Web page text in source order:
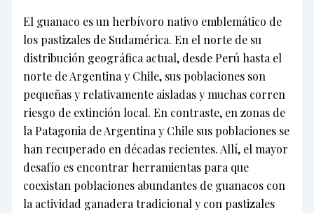
El guanaco es un herbívoro nativo emblemático de
los pastizales de Sudamérica. En el norte de su
distribución geográfica actual, desde Perú hasta el
norte de Argentina y Chile, sus poblaciones son
pequeñas y relativamente aisladas y muchas corren
riesgo de extinción local. En contraste, en zonas de
la Patagonia de Argentina y Chile sus poblaciones se
han recuperado en décadas recientes. Allí, el mayor
desafío es encontrar herramientas para que
coexistan poblaciones abundantes de guanacos con
la actividad ganadera tradicional y con pastizales